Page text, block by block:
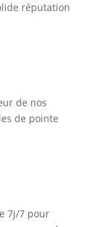
réputation
de nos
de pointe
7j/7 pour